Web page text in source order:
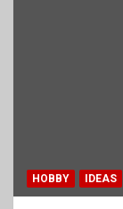
HOBBY IDEAS